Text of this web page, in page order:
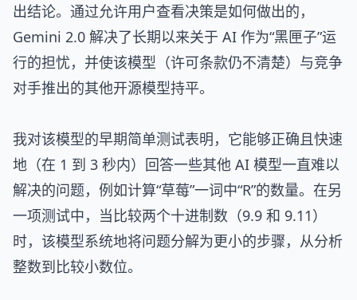
出结论。通过允许用户查看决策是如何做出的，
Gemini 2.0 解决了长期以来关于 AI 作为“黑匣子”运
行的担忧，并使该模型（许可条款仍不清楚）与竞争
对手推出的其他开源模型持平。
我对该模型的早期简单测试表明，它能够正确且快速
地（在 1 到 3 秒内）回答一些其他 AI 模型一直难以
解决的问题，例如计算“草莓”一词中“R”的数量。在另
一项测试中，当比较两个十进制数（9.9 和 9.11）
时，该模型系统地将问题分解为更小的步骤，从分析
整数到比较小数位。